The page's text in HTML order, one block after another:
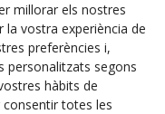
compra
millorar els nostres
la vostra experiència de
preferències i,
personalitzats segons
hàbits de
consentir totes les